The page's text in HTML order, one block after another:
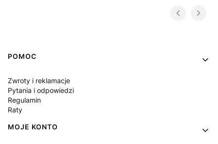
Linki w stopce
POMOC
Zwroty i reklamacje
Pytania i odpowiedzi
Regulamin
Raty
MOJE KONTO